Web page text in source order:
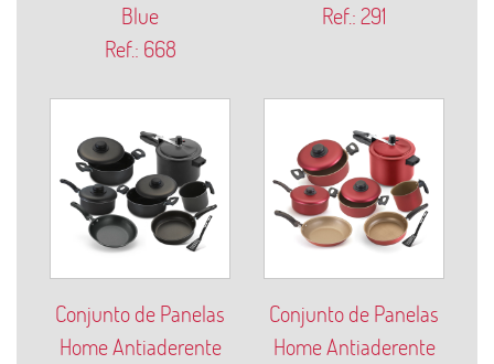
Blue
Ref.: 668
Ref.: 291
Conjunto de Panelas
Home Antiaderente
Conjunto de Panelas
Home Antiaderente